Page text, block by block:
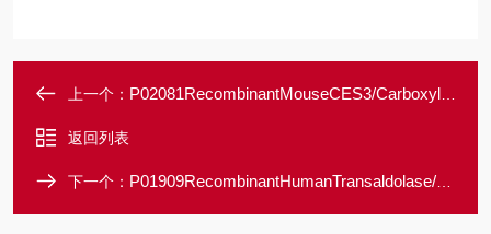
上一个： P02081RecombinantMouseCES3/Carboxylesterase-3/CES1D
返回列表
下一个： P01909RecombinantHumanTransaldolase/TALDO1